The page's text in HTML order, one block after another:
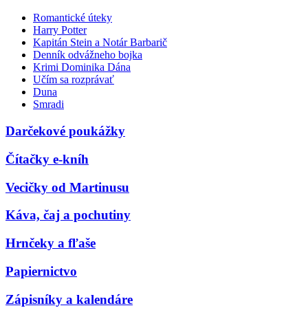
Romantické úteky
Harry Potter
Kapitán Stein a Notár Barbarič
Denník odvážneho bojka
Krimi Dominika Dána
Učím sa rozprávať
Duna
Smradi
Darčekové poukážky
Čítačky e-kníh
Vecičky od Martinusu
Káva, čaj a pochutiny
Hrnčeky a fľaše
Papiernictvo
Zápisníky a kalendáre